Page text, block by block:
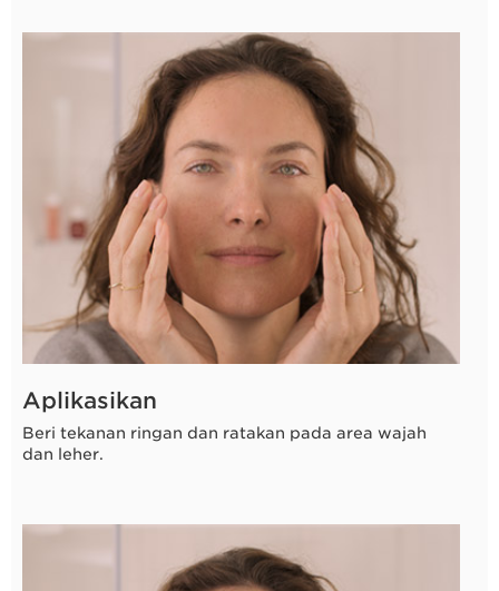
Aplikasikan
Beri tekanan ringan dan ratakan pada area wajah
dan leher.